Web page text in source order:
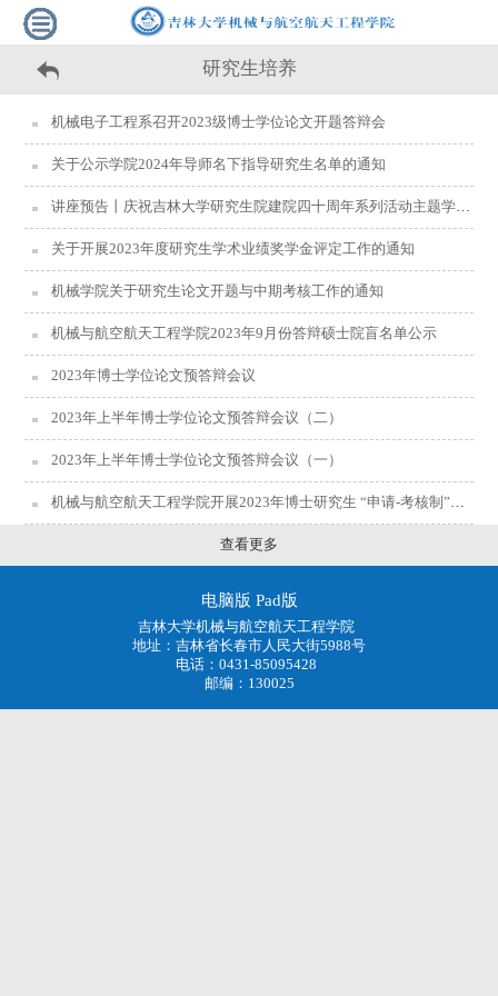
研究生培养
机械电子工程系召开2023级博士学位论文开题答辩会
关于公示学院2024年导师名下指导研究生名单的通知
讲座预告丨庆祝吉林大学研究生院建院四十周年系列活动主题学术报告（第十二场）：复合材料车辆结构耐撞性预测
关于开展2023年度研究生学术业绩奖学金评定工作的通知
机械学院关于研究生论文开题与中期考核工作的通知
机械与航空航天工程学院2023年9月份答辩硕士院盲名单公示
2023年博士学位论文预答辩会议
2023年上半年博士学位论文预答辩会议（二）
2023年上半年博士学位论文预答辩会议（一）
机械与航空航天工程学院开展2023年博士研究生 “申请-考核制”招生工作的通知
查看更多
电脑版 Pad版
吉林大学机械与航空航天工程学院
地址：吉林省长春市人民大街5988号
电话：0431-85095428
邮编：130025